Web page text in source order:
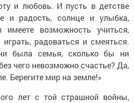
и любовь. И пусть в детстве
и радость, солнце и улыбка,
возможность учиться,
радоваться и смеяться.
была семья, сколько бы ни
чего невозможно счастье? Да,
Берегите мир на земле!»
лет с той страшной войны,